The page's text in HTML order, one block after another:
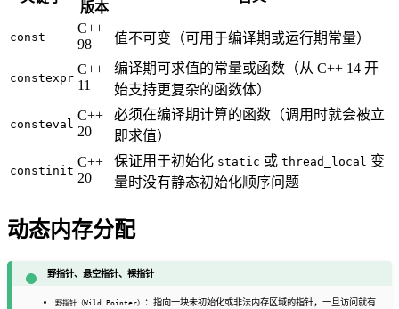
版本
const
C++
98
值不可变（可用于编译期或运行期常量）
constexpr
C++
11
编译期可求值的常量或函数（从 C++ 14 开
始支持更复杂的函数体）
consteval
C++
20
必须在编译期计算的函数（调用时就会被立
即求值）
constinit
C++
20
保证用于初始化 static 或 thread_local 变
量时没有静态初始化顺序问题
动态内存分配
野指针、悬空指针、裸指针
野指针（Wild Pointer） ：指向一块未初始化或非法内存区域的指针，一旦访问就有